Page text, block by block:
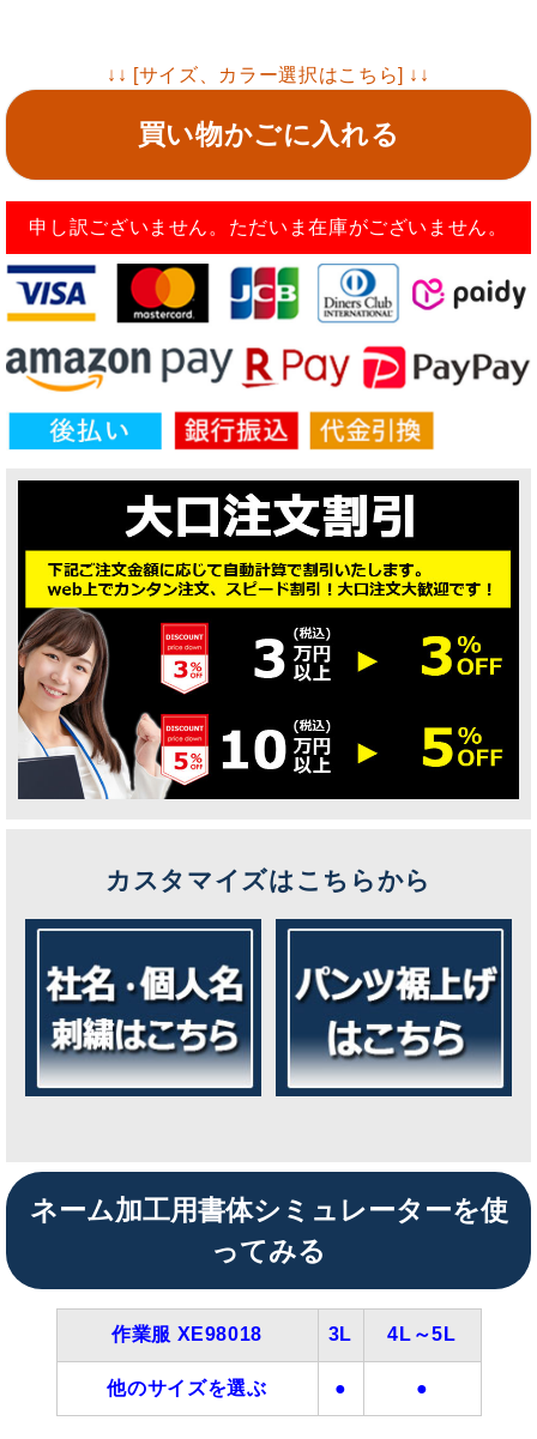
↓↓ [サイズ、カラー選択はこちら] ↓↓
買い物かごに入れる
申し訳ございません。ただいま在庫がございません。
カスタマイズはこちらから
ネーム加工用書体シミュレーターを使
ってみる
作業服 XE98018 3L 4L～5L
他のサイズを選ぶ ● ●